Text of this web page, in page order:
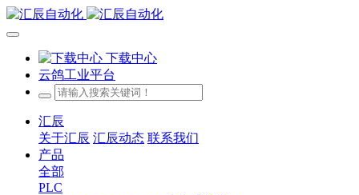
下载中心
云鸽工业平台
汇辰
关于汇辰 汇辰动态 联系我们
产品
全部
PLC